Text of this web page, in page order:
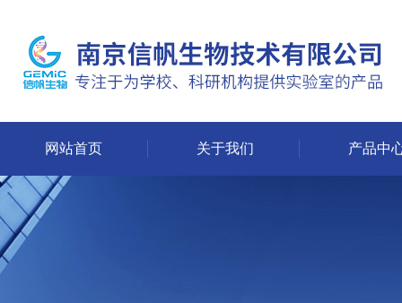
网站首页 关于我们 产品中